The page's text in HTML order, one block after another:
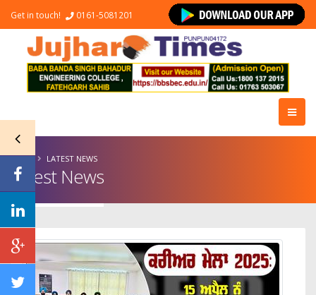
Get in touch! 0161-5081201
HOME LATEST NEWS
Latest News